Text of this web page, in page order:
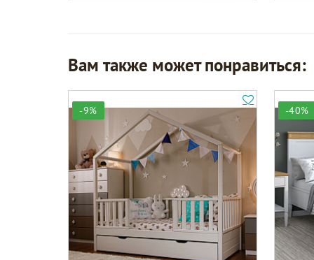
Вам также может понравиться:
-9% -40%